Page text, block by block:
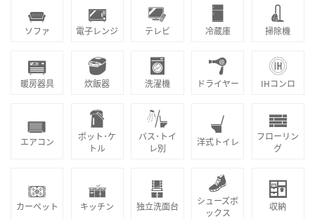
ソファ 電子レンジ テレビ 冷蔵庫 掃除機
暖房器具 炊飯器 洗濯機 ドライヤー IHコンロ
エアコン
ポット･ケ
トル
バス･トイ
レ別
洋式トイレ
フローリン
グ
カーペット キッチン 独立洗面台
シューズボ
ックス
収納